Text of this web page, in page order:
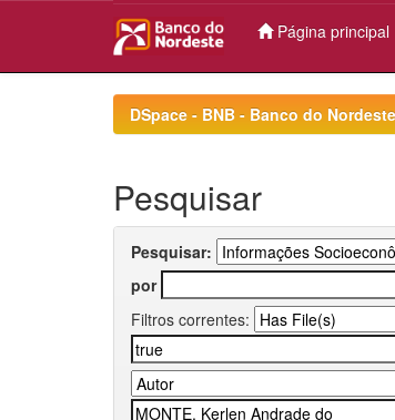
Página principal
DSpace - BNB - Banco do
Pesquisar
Pesquisar:
por
Filtros correntes: